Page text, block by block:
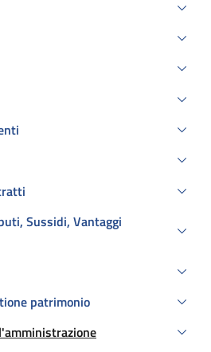
Sussidi, Vantaggi
patrimonio